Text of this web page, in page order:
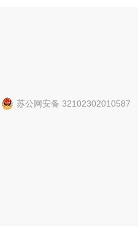
苏公网安备 32102302010587